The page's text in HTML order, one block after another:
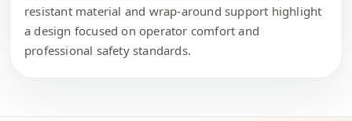
resistant material and wrap-around support highlight
a design focused on operator comfort and
professional safety standards.